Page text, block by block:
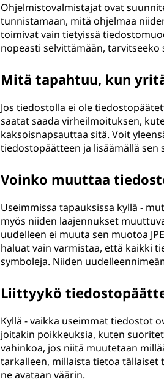
Ohjelmistovalmistajat ovat
tunnistamaan, mitä ohjelmaa
toimivat vain tietyissä
nopeasti selvittämään,
Mitä tapahtuu, kun
Jos tiedostolla ei ole
saatat saada virheilmoituksen,
kaksoisnapsauttaa sitä. Voit
tiedostopäätteen ja lisäämällä sen
Voinko muuttaa
Useimmissa tapauksissa kyllä -
myös niiden laajennukset
uudelleen ei muuta sen muotoa
haluat vain varmistaa, että kaikki
symboleja. Niiden
Liittyykö
Kyllä - vaikka useimmat tiedostot
joitakin poikkeuksia, kuten
vahinkoa, jos niitä muutetaan
tarkalleen, millaista tietoa tällaiset
ne avataan väärin.